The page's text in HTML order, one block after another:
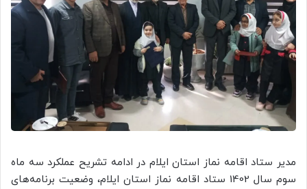
مدیر ستاد اقامه نماز استان ایلام در ادامه تشریح عملکرد سه ماه
سوم سال 1402 ستاد اقامه نماز استان ایلام، وضعیت برنامه‌های